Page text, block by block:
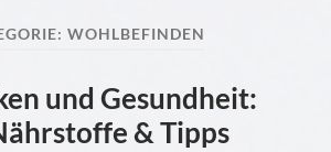
WOHLBEFINDEN
und Gesundheit:
& Tipps